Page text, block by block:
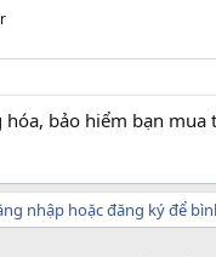
bảo hiểm bạn mua
nhập hoặc đăng ký để